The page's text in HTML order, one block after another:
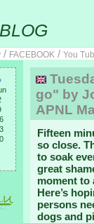
/ FACEBOOK / You
go" by
APNL
Fifteen
so close.
to soak
great
moment to
Here’s
persons
dogs and